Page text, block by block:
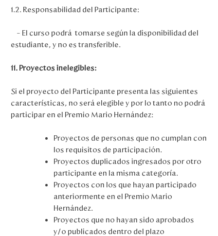
1.2. Responsabilidad del Participante:
– El curso podrá tomarse según la disponibilidad del
estudiante, y no es transferible.
11. Proyectos inelegibles:
Si el proyecto del Participante presenta las siguientes
características, no será elegible y por lo tanto no podrá
participar en el Premio Mario Hernández:
Proyectos de personas que no cumplan con
los requisitos de participación.
Proyectos duplicados ingresados por otro
participante en la misma categoría.
Proyectos con los que hayan participado
anteriormente en el Premio Mario
Hernández.
Proyectos que no hayan sido aprobados
y/o publicados dentro del plazo